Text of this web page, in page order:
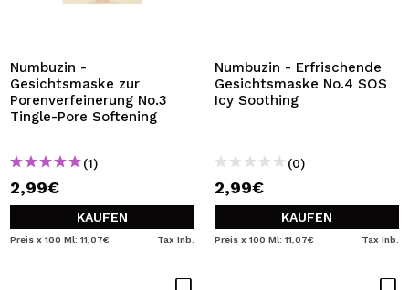
Durch die Erstellung eines Kontos bei Maquillalia.de
können Sie Ihre Einkäufe schnell tätigen, den Status Ihrer
Bestellungen überprüfen und Ihre bisherigen Vorgänge
einsehen.
BENUTZERKONTO ERSTELLEN
Numbuzin -
Gesichtsmaske zur
Porenverfeinerung No.3
Tingle-Pore Softening
(1)
2,99€
KAUFEN
Preis x 100 Ml: 11,07€ Tax Inb.
Numbuzin - Erfrischende
Gesichtsmaske No.4 SOS
Icy Soothing
(0)
2,99€
KAUFEN
Preis x 100 Ml: 11,07€ Tax Inb.